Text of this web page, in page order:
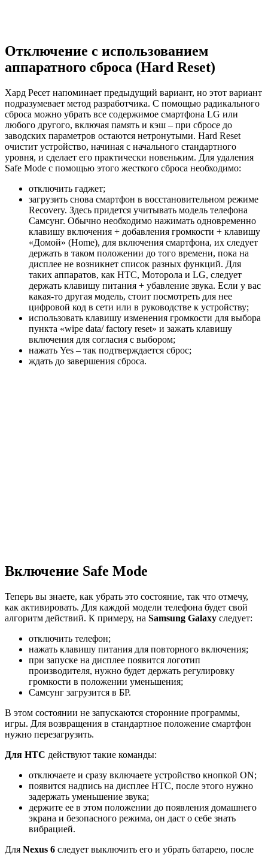
Отключение с использованием
аппаратного сброса (Hard Reset)
Хард Ресет напоминает предыдущий вариант, но этот вариант
подразумевает метод разработчика. С помощью радикального
сброса можно убрать все содержимое смартфона LG или
любого другого, включая память и кэш – при сбросе до
заводских параметров остаются нетронутыми. Hard Reset
очистит устройство, начиная с начального стандартного
уровня, и сделает его практически новеньким. Для удаления
Safe Mode с помощью этого жесткого сброса необходимо:
отключить гаджет;
загрузить снова смартфон в восстановительном режиме
Recovery. Здесь придется учитывать модель телефона
Самсунг. Обычно необходимо нажимать одновременно
клавишу включения + добавления громкости + клавишу
«Домой» (Home), для включения смартфона, их следует
держать в таком положении до того времени, пока на
дисплее не возникнет список разных функций. Для
таких аппаратов, как HTC, Моторола и LG, следует
держать клавишу питания + убавление звука. Если у вас
какая-то другая модель, стоит посмотреть для нее
цифровой код в сети или в руководстве к устройству;
использовать клавишу изменения громкости для выбора
пункта «wipe data/ factory reset» и зажать клавишу
включения для согласия с выбором;
нажать Yes – так подтверждается сброс;
ждать до завершения сброса.
Включение Safe Mode
Теперь вы знаете, как убрать это состояние, так что отмечу,
как активировать. Для каждой модели телефона будет свой
алгоритм действий. К примеру, на Samsung Galaxy следует:
отключить телефон;
нажать клавишу питания для повторного включения;
при запуске на дисплее появится логотип
производителя, нужно будет держать регулировку
громкости в положении уменьшения;
Самсунг загрузится в БР.
В этом состоянии не запускаются сторонние программы,
игры. Для возвращения в стандартное положение смартфон
нужно перезагрузить.
Для HTC действуют такие команды:
отключаете и сразу включаете устройство кнопкой ON;
появится надпись на дисплее HTC, после этого нужно
задержать уменьшение звука;
держите ее в этом положении до появления домашнего
экрана и безопасного режима, он даст о себе знать
вибрацией.
Для Nexus 6 следует выключить его и убрать батарею, после